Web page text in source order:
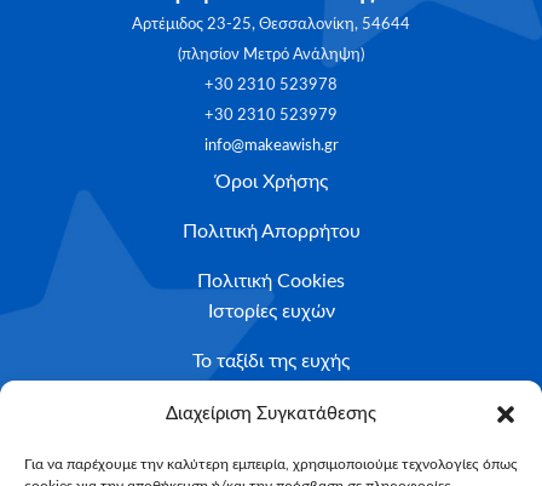
Διαχείριση Συγκατάθεσης
Για να παρέχουμε την καλύτερη εμπειρία, χρησιμοποιούμε τεχνολογίες όπως
Αρτέμιδος 23-25, Θεσσαλονίκη, 54644
(πλησίον Μετρό Ανάληψη)
+30 2310 523978
+30 2310 523979
info@makeawish.gr
Όροι Χρήσης
Πολιτική Απορρήτου
Πολιτική Cookies
Ιστορίες ευχών
Το ταξίδι της ευχής
Κριτήρια Καταλληλότητας
Υποβολή Αιτήματος